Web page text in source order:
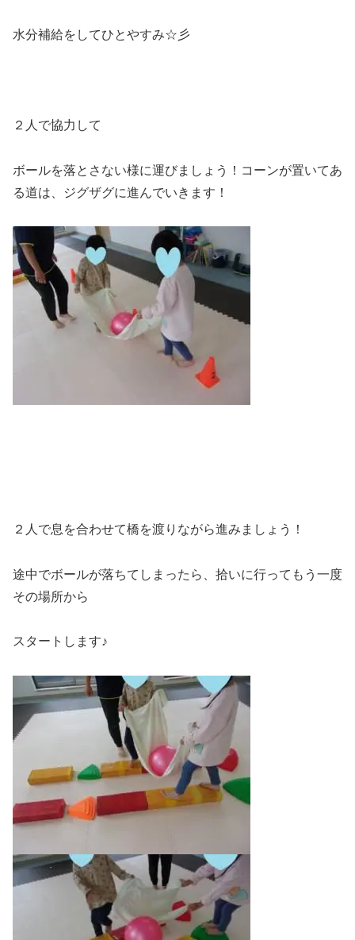
水分補給をしてひとやすみ☆彡
２人で協力して
ボールを落とさない様に運びましょう！コーンが置いてあ
る道は、ジグザグに進んでいきます！
２人で息を合わせて橋を渡りながら進みましょう！
途中でボールが落ちてしまったら、拾いに行ってもう一度
その場所から
スタートします♪